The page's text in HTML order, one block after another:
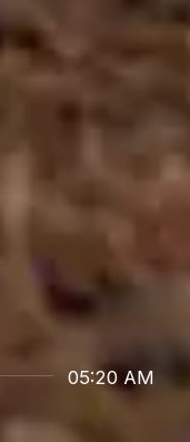
05:20 AM